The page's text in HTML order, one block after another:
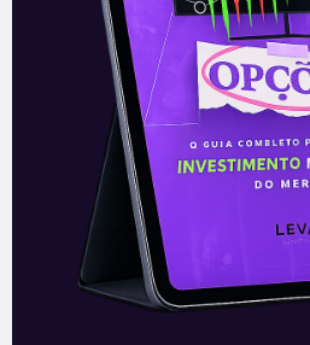
Novo leilão de